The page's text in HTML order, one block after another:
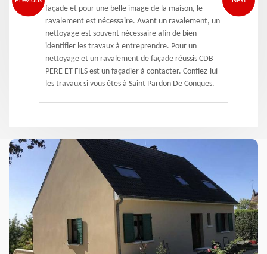
façade et pour une belle image de la maison, le
ravalement est nécessaire. Avant un ravalement, un
nettoyage est souvent nécessaire afin de bien
identifier les travaux à entreprendre. Pour un
nettoyage et un ravalement de façade réussis CDB
PERE ET FILS est un façadier à contacter. Confiez-lui
les travaux si vous êtes à Saint Pardon De Conques.